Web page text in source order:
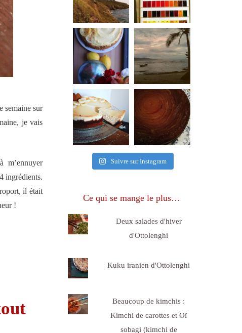
semaine sur
je vais
m’ennuyer
ingrédients.
il était
!
Suivre sur Instagram
Ce qui se mange le plus…
Deux salades d'hiver
d'Ottolenghi
Kuku iranien d'Ottolenghi
Beaucoup de kimchis :
Kimchi de carottes et Oï
sobagi (kimchi de